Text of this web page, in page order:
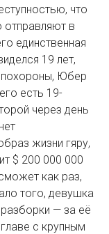
что
отправляют в
единственная
19 лет,
похороны, Юбер
есть 19-
через день
жизни гяру,
$ 200 000 000
как раз,
того, девушка
— за её
с крупным